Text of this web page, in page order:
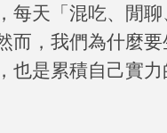
每天「混吃、閒
而，我們為什麼
也是累積自己實